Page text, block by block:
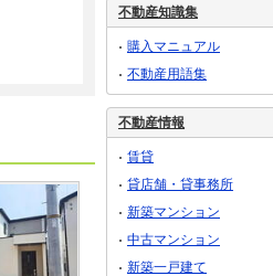
不動産知識集
購入マニュアル
不動産用語集
不動産情報
賃貸
貸店舗・貸事務所
新築マンション
中古マンション
新築一戸建て